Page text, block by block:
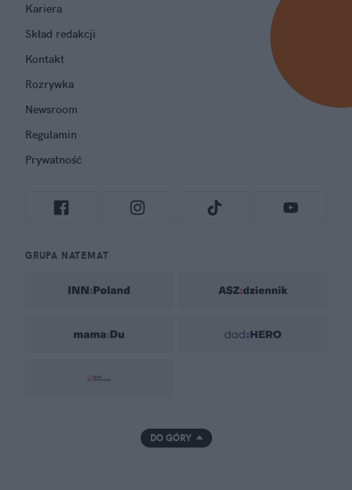
Kariera
Skład redakcji
Kontakt
Rozrywka
Newsroom
Regulamin
Prywatność
GRUPA NATEMAT
DO GÓRY